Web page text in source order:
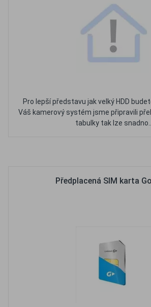
Pro lepší představu jak velký HDD
Váš kamerový systém jsme připravili
tabulky tak lze snadno...
Předplacená SIM karta